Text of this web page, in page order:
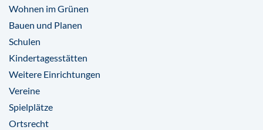
Wohnen im Grünen
Bauen und Planen
Schulen
Kindertagesstätten
Weitere Einrichtungen
Vereine
Spielplätze
Ortsrecht